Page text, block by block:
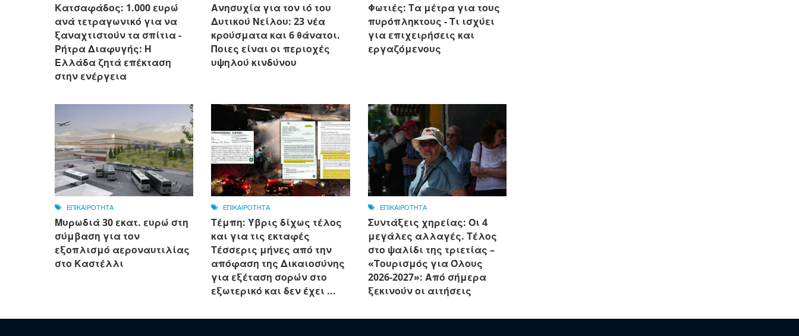
Κατσαφάδος: 1.000 ευρώ
ανά τετραγωνικό για να
ξαναχτιστούν τα σπίτια -
Ρήτρα Διαφυγής: Η
Ελλάδα ζητά επέκταση
στην ενέργεια
Ανησυχία για τον ιό του
Δυτικού Νείλου: 23 νέα
κρούσματα και 6 θάνατοι.
Ποιες είναι οι περιοχές
υψηλού κινδύνου
Φωτιές: Τα μέτρα για τους
πυρόπληκτους - Τι ισχύει
για επιχειρήσεις και
εργαζόμενους
ΕΠΙΚΑΙΡΟΤΗΤΑ
Μυρωδιά 30 εκατ. ευρώ στη
σύμβαση για τον
εξοπλισμό αεροναυτιλίας
στο Καστέλλι
ΕΠΙΚΑΙΡΟΤΗΤΑ
Τέμπη: Ύβρις δίχως τέλος
και για τις εκταφές
Τέσσερις μήνες από την
απόφαση της Δικαιοσύνης
για εξέταση σορών στο
εξωτερικό και δεν έχει ...
ΕΠΙΚΑΙΡΟΤΗΤΑ
Συντάξεις χηρείας: Οι 4
μεγάλες αλλαγές. Τέλος
στο ψαλίδι της τριετίας –
«Τουρισμός για Όλους
2026-2027»: Από σήμερα
ξεκινούν οι αιτήσεις